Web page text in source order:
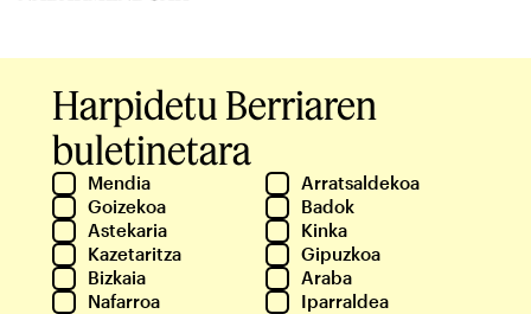
Harpidetu Berriaren
buletinetara
Mendia
Arratsaldekoa
Goizekoa
Badok
Astekaria
Kinka
Kazetaritza
Gipuzkoa
Bizkaia
Araba
Nafarroa
Iparraldea